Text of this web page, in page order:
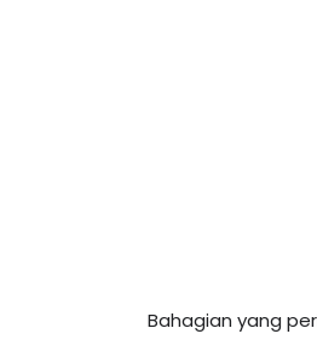
Bahagian yang